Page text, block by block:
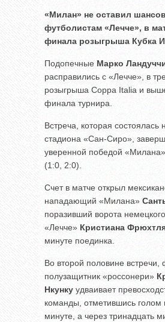
«Милан» не оставил шансов
футболистам «Лечче», в
финала розыгрыша Кубка
Подопечные Марко
расправились с «Лечче», в
розыгрыша Coppa Italia и
финала турнира.
Встреча, которая состоялась
стадиона «Сан-Сиро»,
уверенной победой
(1:0, 2:0).
Счет в матче открыл
нападающий «Милана»
поразивший ворота
«Лечче» Кристиана
минуте поединка.
Во второй половине встречи,
полузащитник «россонери»
Нкунку удваивает
команды, отметившись голом
минуте, а через тринадцать